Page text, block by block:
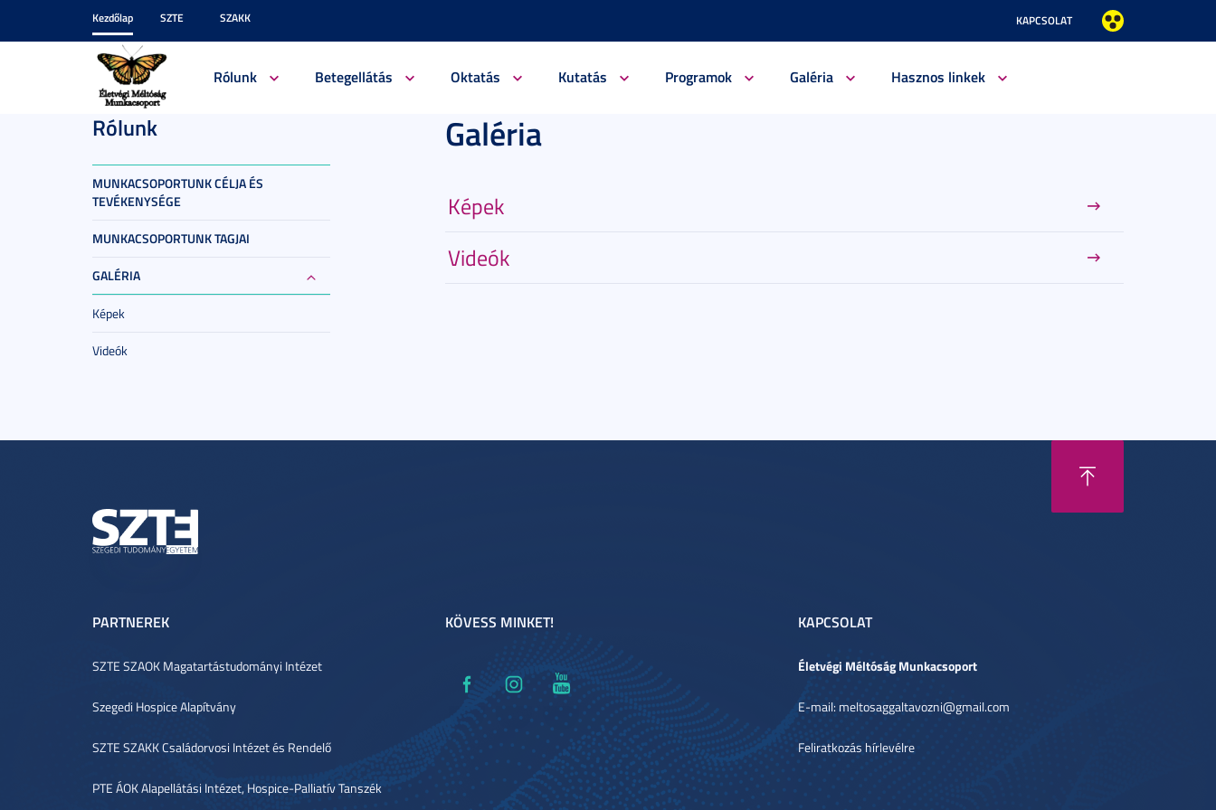
Kezdőlap SZTE SZAKK KAPCSOLAT
Rólunk Betegellátás Oktatás Kutatás Programok Galéria Hasznos linkek
Rólunk
MUNKACSOPORTUNK CÉLJA ÉS
TEVÉKENYSÉGE
MUNKACSOPORTUNK TAGJAI
GALÉRIA
Képek
Videók
Galéria
Képek
Videók
PARTNEREK
SZTE SZAOK Magatartástudományi Intézet
Szegedi Hospice Alapítvány
SZTE SZAKK Családorvosi Intézet és Rendelő
PTE ÁOK Alapellátási Intézet, Hospice-Palliatív Tanszék
KÖVESS MINKET! KAPCSOLAT
Életvégi Méltóság Munkacsoport
E-mail: meltosaggaltavozni@gmail.com
Feliratkozás hírlevélre